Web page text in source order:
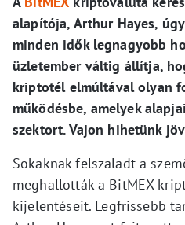
alapítója, Arthur Hayes,
minden idők legnagyobb
üzletember váltig állítja,
kriptotél elmúltával olyan
működésbe, amelyek
szektort. Vajon hihetünk
Sokaknak felszaladt a
meghallották a BitMEX
kijelentéseit. Legfrissebb